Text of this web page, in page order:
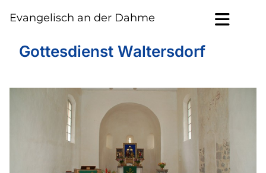
Evangelisch an der Dahme
Gottesdienst Waltersdorf